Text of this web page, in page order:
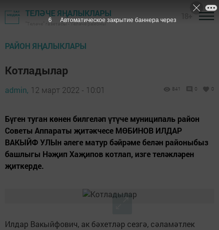
ТЕЛӘЧЕ ЯҢАЛЫКЛАРЫ
"Теләче" газетасы - Теләче районы
РАЙОН ЯҢАЛЫКЛАРЫ
Котладылар
admin, 12 март 2022 - 10:01 841 0 0
Бүген туган көнен билгеләп үтүче муниципаль район
Советы Аппараты җитәкчесе МӨБИНОВ ИЛДАР
ВАКЫЙФ УЛЫн әлеге матур бәйрәме белән районыбыз
башлыгы Нәҗип Хаҗипов котлап, изге теләкләрен
җиткерде.
Илдар Вакыйфович, ак бәхетләр сезгә, сәламәтлек
5 Автоматическое закрытие баннера через